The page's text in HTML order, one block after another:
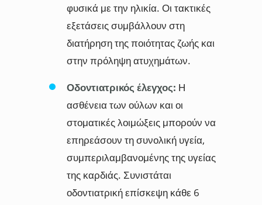
φυσικά με την ηλικία. Οι τακτικές
εξετάσεις συμβάλλουν στη
διατήρηση της ποιότητας ζωής και
στην πρόληψη ατυχημάτων.
Οδοντιατρικός έλεγχος: Η
ασθένεια των ούλων και οι
στοματικές λοιμώξεις μπορούν να
επηρεάσουν τη συνολική υγεία,
συμπεριλαμβανομένης της υγείας
της καρδιάς. Συνιστάται
οδοντιατρική επίσκεψη κάθε 6